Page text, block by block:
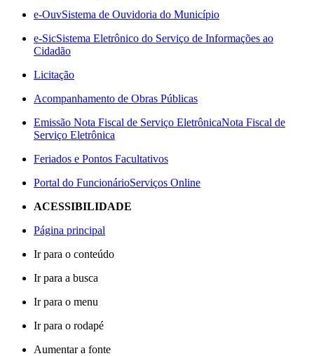
e-OuvSistema de Ouvidoria do Município
e-SicSistema Eletrônico do Serviço de Informações ao
Cidadão
Licitação
Acompanhamento de Obras Públicas
Emissão Nota Fiscal de Serviço EletrônicaNota Fiscal de
Serviço Eletrônica
Feriados e Pontos Facultativos
Portal do FuncionárioServiços Online
ACESSIBILIDADE
Página principal
Ir para o conteúdo
Ir para a busca
Ir para o menu
Ir para o rodapé
Aumentar a fonte